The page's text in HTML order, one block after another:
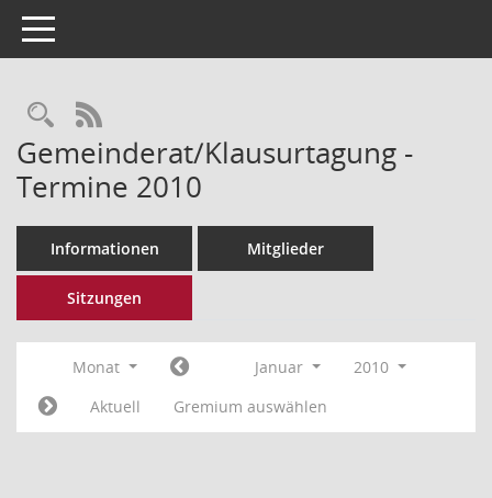
Toggle navigation
Rechercheauswahl
RSS-Feed
Gemeinderat/Klausurtagung -
Termine 2010
Informationen Mitglieder
Sitzungen
Monat Januar
2010
Aktuell
Gremium auswählen